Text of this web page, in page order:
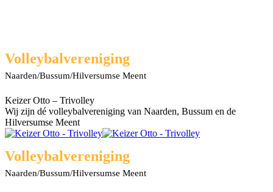
Facebook
page
opens
new
window
X
page
opens
new
window
Rss
page
opens
new
window
YouTube
page
opens
new
window
Volleybalvereniging
Naarden/Bussum/Hilversumse Meent
Keizer Otto – Trivolley
Wij zijn dé volleybalvereniging van Naarden, Bussum en de
Hilversumse Meent
Volleybalvereniging
Naarden/Bussum/Hilversumse Meent